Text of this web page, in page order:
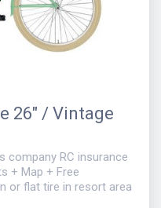
26" / Vintage
company RC insurance
+ Map + Free
or flat tire in resort area